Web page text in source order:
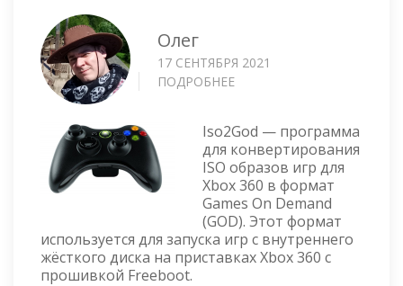
Олег
17 СЕНТЯБРЯ 2021
ПОДРОБНЕЕ
КОНВЕРТИРУЕМ
ISO
В
GOD
Iso2God — программа
для конвертирования
ISO образов игр для
Xbox 360 в формат
Games On Demand
(GOD). Этот формат
используется для запуска игр с внутреннего
жёсткого диска на приставках Xbox 360 с
прошивкой Freeboot.